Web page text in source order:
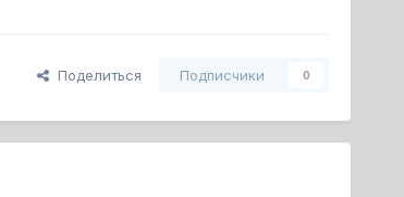
Поделиться Подписчики 0